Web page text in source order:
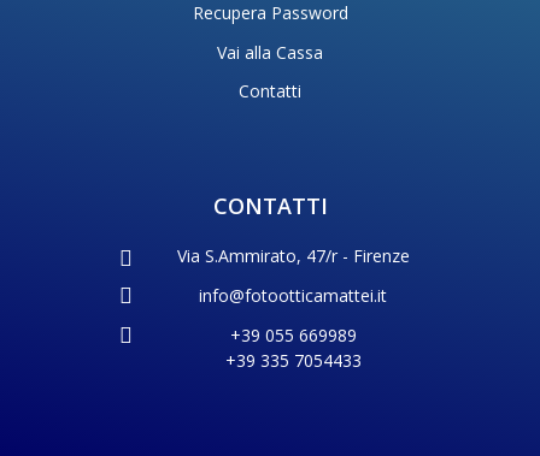
Recupera Password
Vai alla Cassa
Contatti
CONTATTI
Via S.Ammirato, 47/r - Firenze
info@fotootticamattei.it
+39 055 669989
+39 335 7054433